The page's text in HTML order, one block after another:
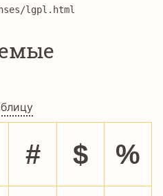
lgpl.html
# $ %